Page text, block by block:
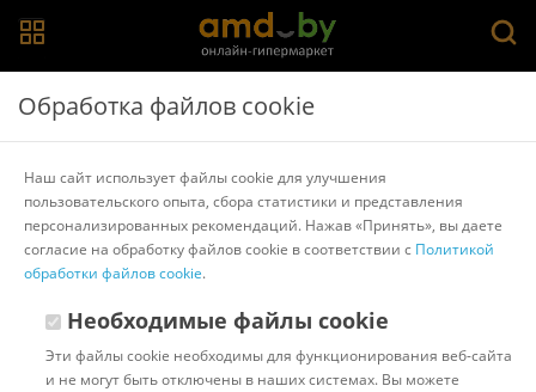
Главная > Каталог товаров Шкафы
белый)
Другие товары Modern
Обработка файлов cookie
Наш сайт использует файлы cookie для улучшения
пользовательского опыта, сбора статистики и представления
персонализированных рекомендаций. Нажав «Принять», вы даете
согласие на обработку файлов cookie в соответствии с Политикой
обработки файлов cookie.
Необходимые файлы cookie
Эти файлы cookie необходимы для функционирования веб-сайта
и не могут быть отключены в наших системах. Вы можете